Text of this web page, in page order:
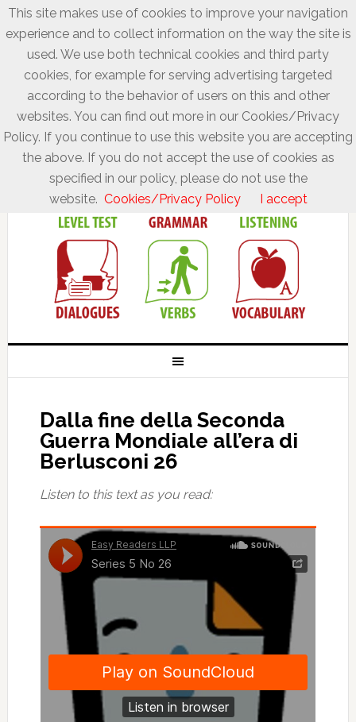
Dalla fine della Seconda
Guerra Mondiale all’era di
Berlusconi 26
Listen to this text as you read:
This site makes use of cookies to improve your navigation
experience and to collect information on the way the site is
used. We use both technical cookies and third party
cookies, for example for serving advertising targeted
according to the behavior of users on this and other
websites. You can find out more in our Cookies/Privacy
Policy. If you continue to use this website you are accepting
the above. If you do not accept the use of cookies as
specified in our policy, please do not use the
website. Cookies/Privacy Policy I accept